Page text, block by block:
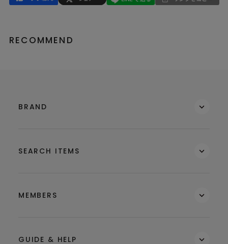
RECOMMEND
BRAND
SEARCH ITEMS
MEMBERS
GUIDE & HELP